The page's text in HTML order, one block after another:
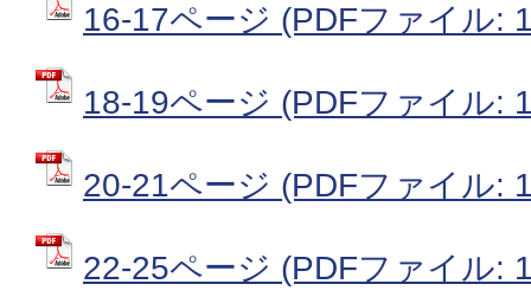
16-17ページ (PDFファイル:
18-19ページ (PDFファイル:
20-21ページ (PDFファイル:
22-25ページ (PDFファイル: